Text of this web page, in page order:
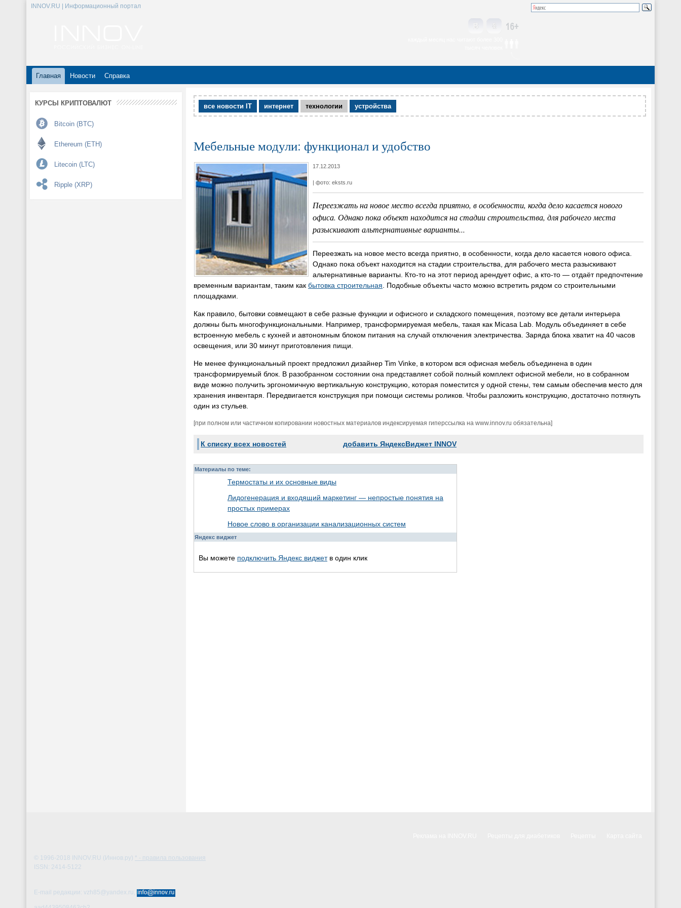
INNOV.RU | Информационный портал
Главная Новости Справка
КУРСЫ КРИПТОВАЛЮТ
Bitcoin (BTC)
Ethereum (ETH)
Litecoin (LTC)
Ripple (XRP)
все новости IT интернет технологии устройства
Мебельные модули: функционал и удобство
17.12.2013
| фото: eksts.ru
Переезжать на новое место всегда приятно, в особенности, когда дело касается нового
офиса. Однако пока объект находится на стадии строительства, для рабочего места
разыскивают альтернативные варианты...
Переезжать на новое место всегда приятно, в особенности, когда дело касается нового офиса.
Однако пока объект находится на стадии строительства, для рабочего места разыскивают
альтернативные варианты. Кто-то на этот период арендует офис, а кто-то — отдаёт предпочтение
временным вариантам, таким как бытовка строительная . Подобные объекты часто можно встретить рядом со строительными
площадками.
Как правило, бытовки совмещают в себе разные функции и офисного и складского помещения, поэтому все детали интерьера
должны быть многофункциональными. Например, трансформируемая мебель, такая как Micasa Lab. Модуль объединяет в себе
встроенную мебель с кухней и автономным блоком питания на случай отключения электричества. Заряда блока хватит на 40 часов
освещения, или 30 минут приготовления пищи.
Не менее функциональный проект предложил дизайнер Tim Vinke, в котором вся офисная мебель объединена в один
трансформируемый блок. В разобранном состоянии она представляет собой полный комплект офисной мебели, но в собранном
виде можно получить эргономичную вертикальную конструкцию, которая поместится у одной стены, тем самым обеспечив место для
хранения инвентаря. Передвигается конструкция при помощи системы роликов. Чтобы разложить конструкцию, достаточно потянуть
один из стульев.
[при полном или частичном копировании новостных материалов индексируемая гиперссылка на www.innov.ru обязательна]
К списку всех новостей добавить ЯндексВиджет INNOV
Материалы по теме:
Термостаты и их основные виды
Лидогенерация и входящий маркетинг — непростые понятия на
простых примерах
Новое слово в организации канализационных систем
Яндекс виджет
Вы можете подключить Яндекс виджетв один клик
© 1996-2018 INNOV.RU (Иннов.ру) * - правила пользования
ISSN: 2414-5122
E-mail редакции: vzh85@yandex.ru,